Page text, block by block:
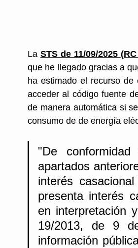
La STS de 11/09/2025
que he llegado gracias a
ha estimado el recurso de
acceder al código fuente
de manera automática si
consumo de de energía
"De
apartados
interés
presenta interés
en interpretación
19/2013, de 9
información